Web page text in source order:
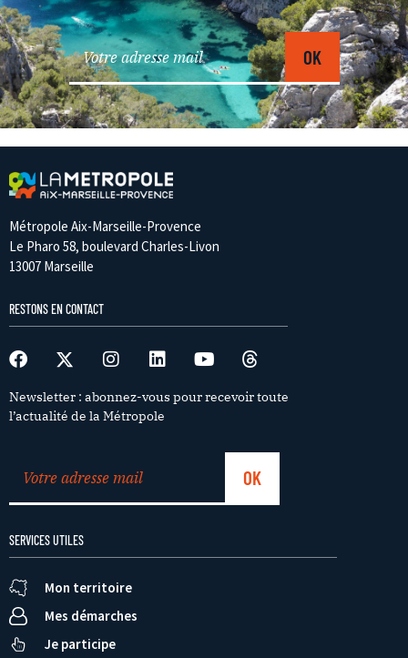
Métropole Aix-Marseille-Provence
Le Pharo 58, boulevard Charles-Livon
13007 Marseille
RESTONS EN CONTACT
Newsletter : abonnez-vous pour recevoir toute
l’actualité de la Métropole
SERVICES UTILES
Mon territoire
Mes démarches
Je participe